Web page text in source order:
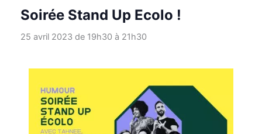
Soirée Stand Up Ecolo !
25 avril 2023 de 19h30à 21h30